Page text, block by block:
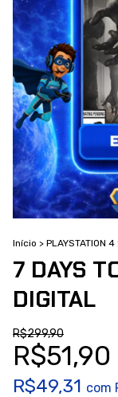
Início > PLAYSTATION 4
7 DAYS
DIGITAL
R$299,90
R$51,90
R$49,31 com